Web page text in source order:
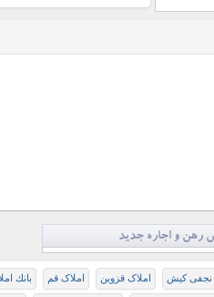
رهن و اجاره جدید
نجفی کیش املاک قزوین املاک قم بانك